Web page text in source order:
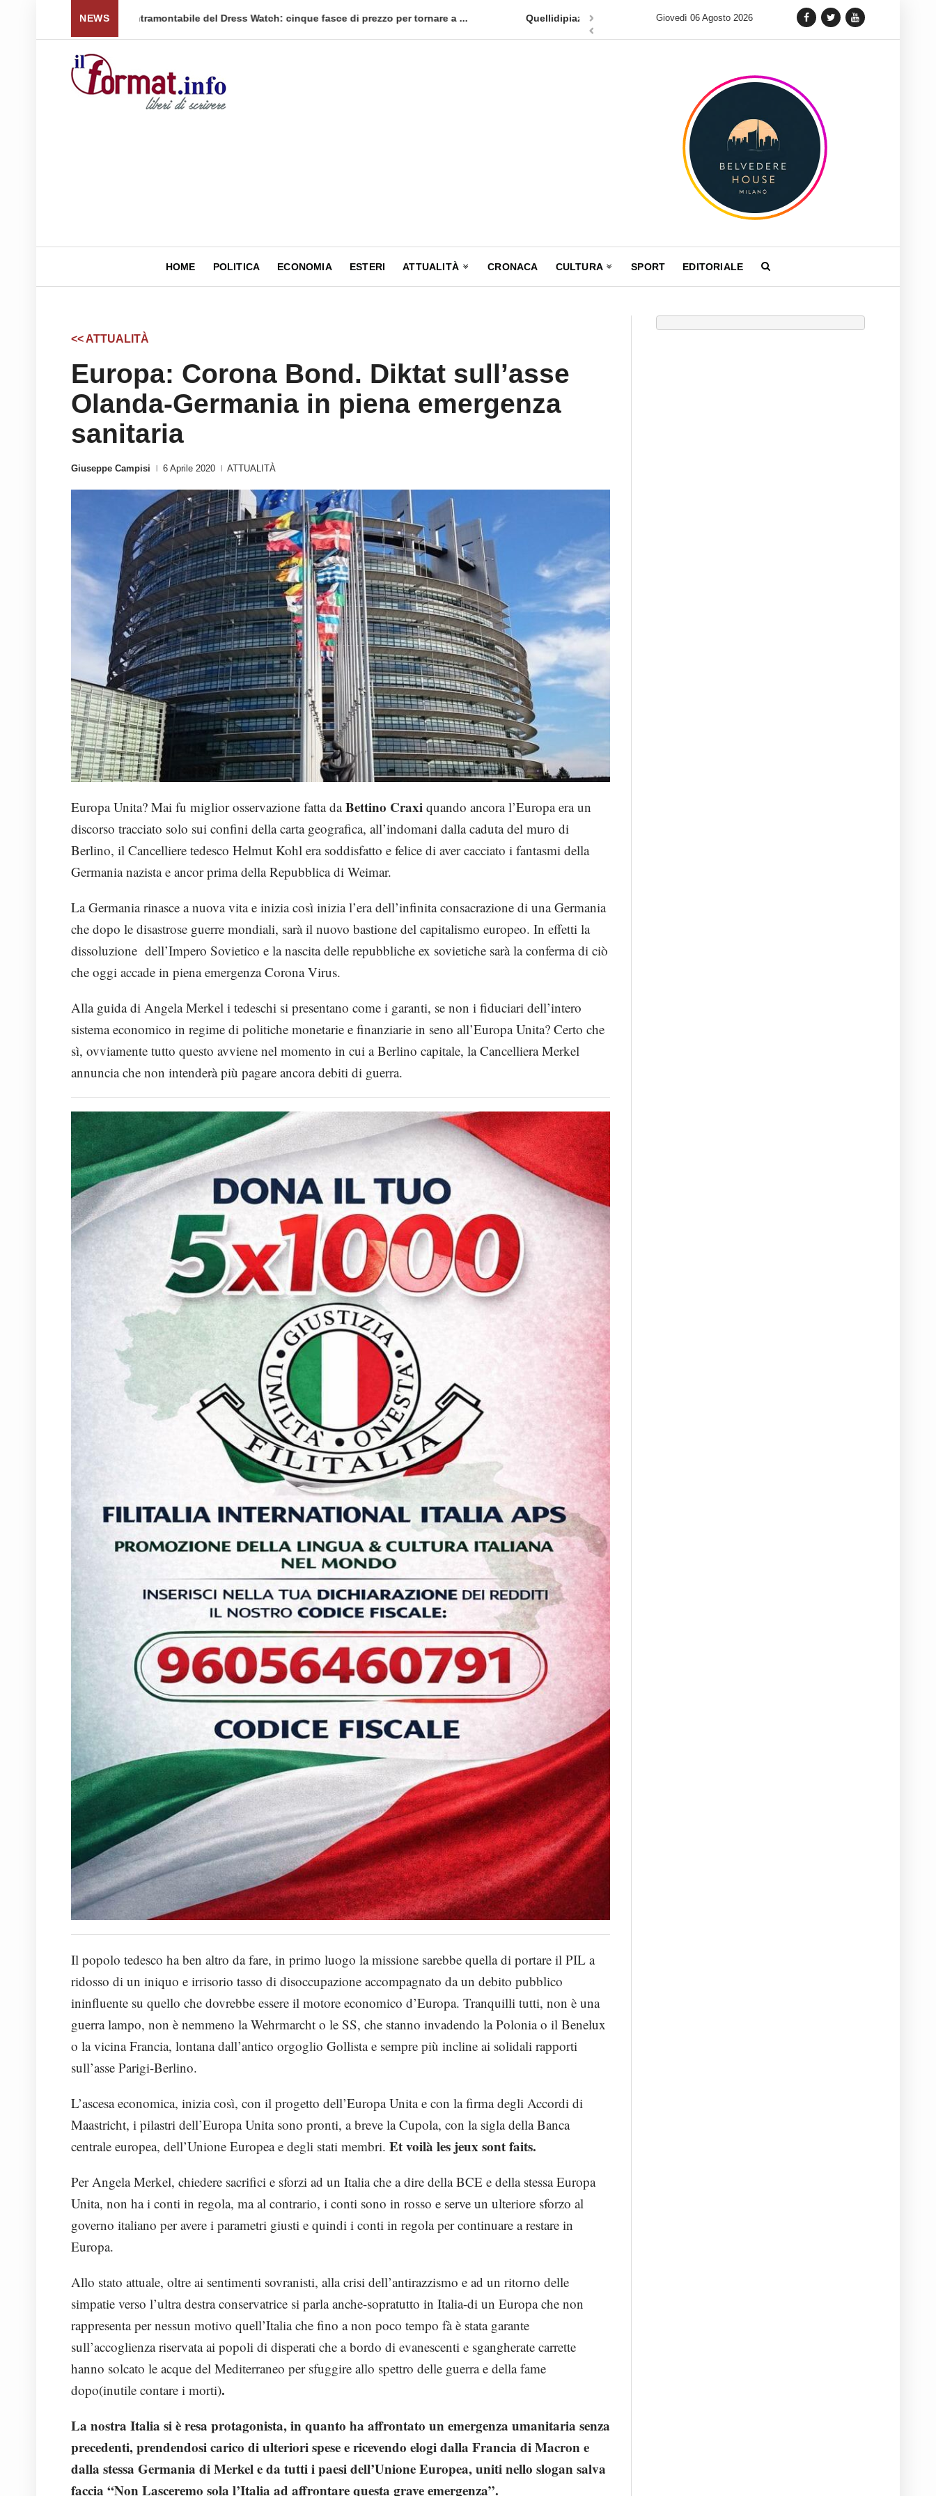
NEWS
per tornare a ... Quellidipiazzaaffari lancia un nuovo appuntamento in terra siciliana: Quellidipiazzatrinità Tag Heuer lancia una variante Limited Edition del Carrera Chronograph in
Giovedì 06 Agosto 2026
HOME POLITICA ECONOMIA ESTERI ATTUALITÀ CRONACA CULTURA SPORT EDITORIALE
<< ATTUALITÀ
Europa: Corona Bond. Diktat sull’asse
Olanda-Germania in piena emergenza
sanitaria
Giuseppe Campisi 6 Aprile 2020 ATTUALITÀ
Europa Unita? Mai fu miglior osservazione fatta daBettino Craxi quando ancora l’Europa era un
discorso tracciato solo sui confini della carta geografica, all’indomani dalla caduta del muro di
Berlino, il Cancelliere tedesco Helmut Kohl era soddisfatto e felice di aver cacciato i fantasmi della
Germania nazista e ancor prima della Repubblica di Weimar.
La Germania rinasce a nuova vita e inizia così inizia l’era dell’infinita consacrazione di una Germania
che dopo le disastrose guerre mondiali, sarà il nuovo bastione del capitalismo europeo. In effetti la
dissoluzione dell’Impero Sovietico e la nascita delle repubbliche ex sovietiche sarà la conferma di ciò
che oggi accade in piena emergenza Corona Virus.
Alla guida di Angela Merkel i tedeschi si presentano come i garanti, se non i fiduciari dell’intero
sistema economico in regime di politiche monetarie e finanziarie in seno all’Europa Unita? Certo che
sì, ovviamente tutto questo avviene nel momento in cui a Berlino capitale, la Cancelliera Merkel
annuncia che non intenderà più pagare ancora debiti di guerra.
Il popolo tedesco ha ben altro da fare, in primo luogo la missione sarebbe quella di portare il PIL a
ridosso di un iniquo e irrisorio tasso di disoccupazione accompagnato da un debito pubblico
ininfluente su quello che dovrebbe essere il motore economico d’Europa. Tranquilli tutti, non è una
guerra lampo, non è nemmeno la Wehrmarcht o le SS, che stanno invadendo la Polonia o il Benelux
o la vicina Francia, lontana dall’antico orgoglio Gollista e sempre più incline ai solidali rapporti
sull’asse Parigi-Berlino.
L’ascesa economica, inizia così, con il progetto dell’Europa Unita e con la firma degli Accordi di
Maastricht, i pilastri dell’Europa Unita sono pronti, a breve la Cupola, con la sigla della Banca
centrale europea, dell’Unione Europea e degli stati membri. Et voilà les jeux sont faits.
Per Angela Merkel, chiedere sacrifici e sforzi ad un Italia che a dire della BCE e della stessa Europa
Unita, non ha i conti in regola, ma al contrario, i conti sono in rosso e serve un ulteriore sforzo al
governo italiano per avere i parametri giusti e quindi i conti in regola per continuare a restare in
Europa.
Allo stato attuale, oltre ai sentimenti sovranisti, alla crisi dell’antirazzismo e ad un ritorno delle
simpatie verso l’ultra destra conservatrice si parla anche-sopratutto in Italia-di un Europa che non
rappresenta per nessun motivo quell’Italia che fino a non poco tempo fà è stata garante
sull’accoglienza riservata ai popoli di disperati che a bordo di evanescenti e sgangherate carrette
hanno solcato le acque del Mediterraneo per sfuggire allo spettro delle guerra e della fame
dopo(inutile contare i morti).
La nostra Italia si è resa protagonista, in quanto ha affrontato un emergenza umanitaria senza
precedenti, prendendosi carico di ulteriori spese e ricevendo elogi dalla Francia di Macron e
dalla stessa Germania di Merkel e da tutti i paesi dell’Unione Europea, uniti nello slogan salva
faccia “Non Lasceremo sola l’Italia ad affrontare questa grave emergenza”.